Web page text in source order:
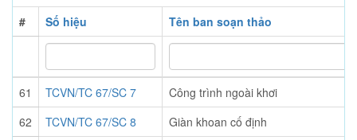
# Số hiệu Tên ban soạn thảo
61 TCVN/TC 67/SC 7
Công trình ngoài khơi
62
TCVN/TC 67/SC 8
Giàn khoan cố định